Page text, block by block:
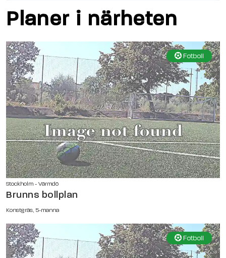
Planer i närheten
Fotboll
Stockholm - Värmdö
Brunns bollplan
Konstgräs, 5-manna
Fotboll